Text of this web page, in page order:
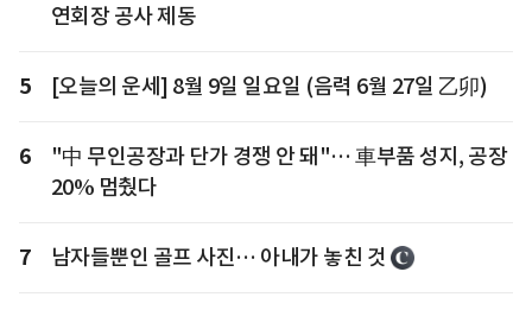
연회장 공사 제동
5 [오늘의 운세] 8월 9일 일요일 (음력 6월 27일 乙卯)
6
"中 무인공장과 단가 경쟁 안 돼"… 車부품 성지, 공장
20% 멈췄다
7 남자들뿐인 골프 사진… 아내가 놓친 것